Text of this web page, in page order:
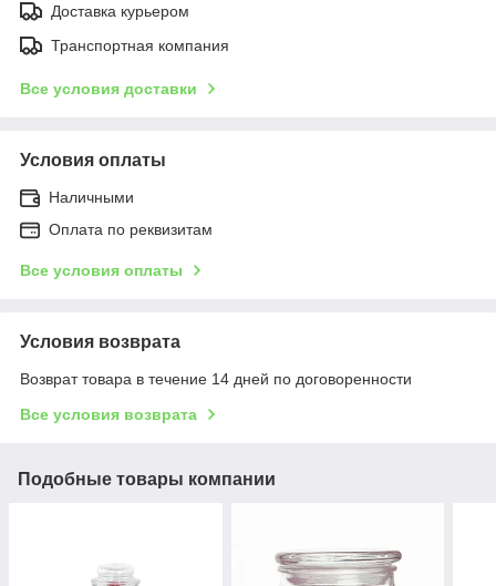
Доставка курьером
Транспортная компания
Все условия доставки
Условия оплаты
Наличными
Оплата по реквизитам
Все условия оплаты
Условия возврата
Возврат товара в течение 14 дней по договоренности
Все условия возврата
Подобные товары компании